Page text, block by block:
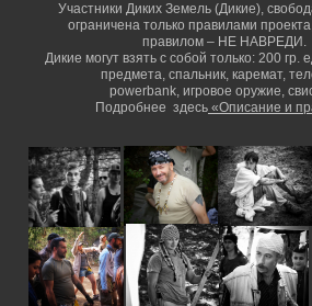
Участники Диких Земель (Дикие),
ограничена только правилами
правилом – НЕ НАВРЕДИ.
Дикие могут взять с собой только: 200 гр.
предмета, спальник, каремат,
powerbank, игровое оружие,
Подробнее здесь «Описание и